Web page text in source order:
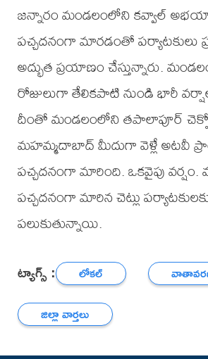
జన్నారం మండలంలోని కవ్వాల్
పచ్చదనంగా మారడంతో పర్యాటకులు
అద్భుత ప్రయాణం చేస్తున్నారు.
రోజులుగా తేలికపాటి నుండి భారీ
దీంతో మండలంలోని తపాలాపూర్
మహమ్మదాబాద్ మీదుగా వెళ్లే అటవీ
పచ్చదనంగా మారింది. ఒకవైపు వర్షం.
పచ్చదనంగా మారిన చెట్లు
పలుకుతున్నాయి.
ట్యాగ్స్ : లోకల్
జిల్లా వార్తలు